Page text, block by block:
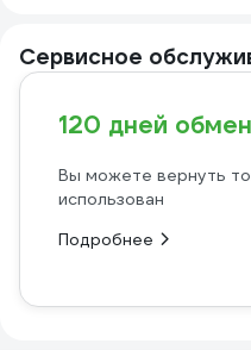
Сервисное
120 дней
Вы можете вернуть
использован
Подробнее